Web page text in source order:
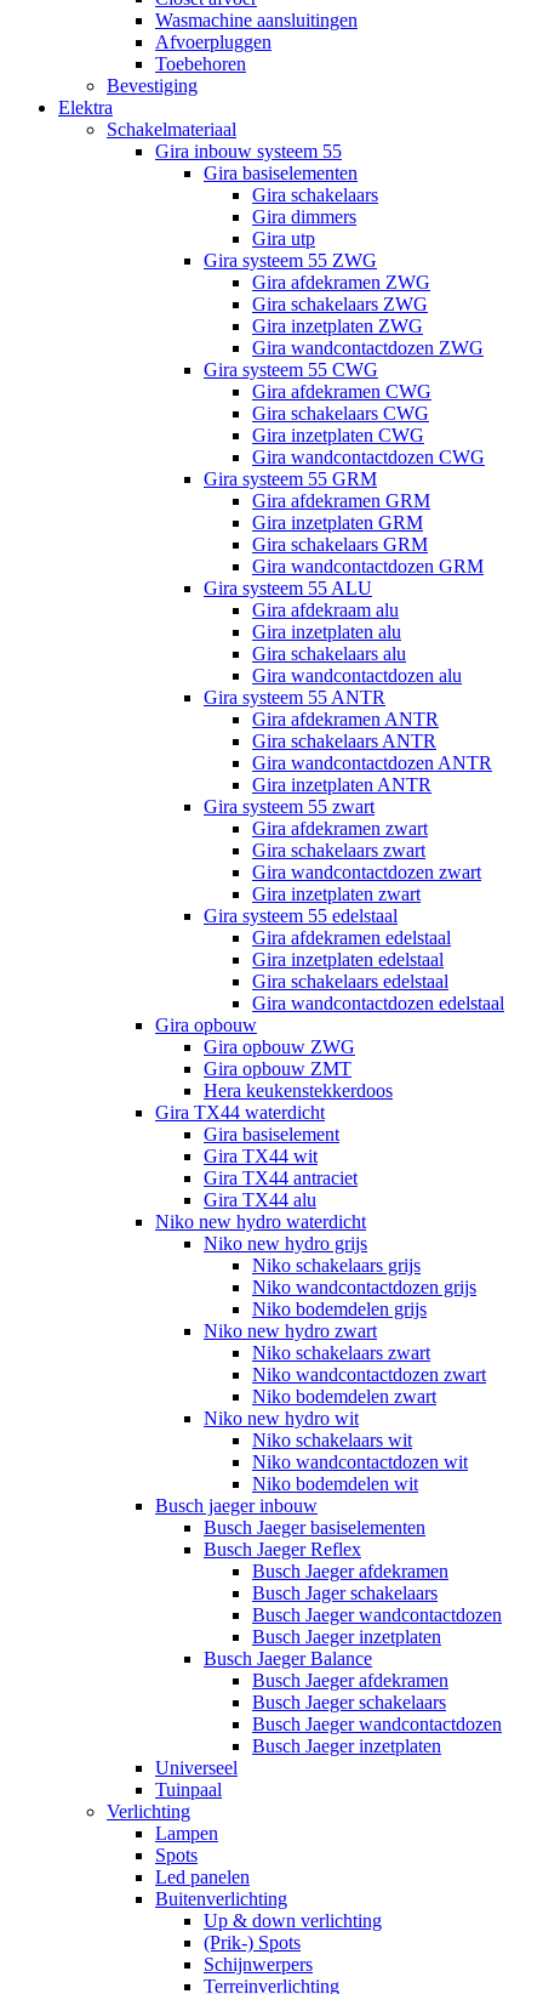
Wasmachine aansluitingen
Afvoerpluggen
Toebehoren
Bevestiging
Elektra
Schakelmateriaal
Gira inbouw systeem 55
Gira basiselementen
Gira schakelaars
Gira dimmers
Gira utp
Gira systeem 55 ZWG
Gira afdekramen ZWG
Gira schakelaars ZWG
Gira inzetplaten ZWG
Gira wandcontactdozen ZWG
Gira systeem 55 CWG
Gira afdekramen CWG
Gira schakelaars CWG
Gira inzetplaten CWG
Gira wandcontactdozen CWG
Gira systeem 55 GRM
Gira afdekramen GRM
Gira inzetplaten GRM
Gira schakelaars GRM
Gira wandcontactdozen GRM
Gira systeem 55 ALU
Gira afdekraam alu
Gira inzetplaten alu
Gira schakelaars alu
Gira wandcontactdozen alu
Gira systeem 55 ANTR
Gira afdekramen ANTR
Gira schakelaars ANTR
Gira wandcontactdozen ANTR
Gira inzetplaten ANTR
Gira systeem 55 zwart
Gira afdekramen zwart
Gira schakelaars zwart
Gira wandcontactdozen zwart
Gira inzetplaten zwart
Gira systeem 55 edelstaal
Gira afdekramen edelstaal
Gira inzetplaten edelstaal
Gira schakelaars edelstaal
Gira wandcontactdozen edelstaal
Gira opbouw
Gira opbouw ZWG
Gira opbouw ZMT
Hera keukenstekkerdoos
Gira TX44 waterdicht
Gira basiselement
Gira TX44 wit
Gira TX44 antraciet
Gira TX44 alu
Niko new hydro waterdicht
Niko new hydro grijs
Niko schakelaars grijs
Niko wandcontactdozen grijs
Niko bodemdelen grijs
Niko new hydro zwart
Niko schakelaars zwart
Niko wandcontactdozen zwart
Niko bodemdelen zwart
Niko new hydro wit
Niko schakelaars wit
Niko wandcontactdozen wit
Niko bodemdelen wit
Busch jaeger inbouw
Busch Jaeger basiselementen
Busch Jaeger Reflex
Busch Jaeger afdekramen
Busch Jager schakelaars
Busch Jaeger wandcontactdozen
Busch Jaeger inzetplaten
Busch Jaeger Balance
Busch Jaeger afdekramen
Busch Jaeger schakelaars
Busch Jaeger wandcontactdozen
Busch Jaeger inzetplaten
Universeel
Tuinpaal
Verlichting
Lampen
Spots
Led panelen
Buitenverlichting
Up & down verlichting
(Prik-) Spots
Schijnwerpers
Terreinverlichting